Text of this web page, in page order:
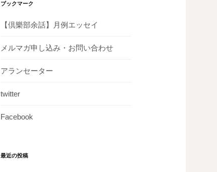
ブックマーク
【倶樂部余話】月例エッセイ
メルマガ申し込み・お問い合わせ
アランセーター
twitter
Facebook
最近の投稿